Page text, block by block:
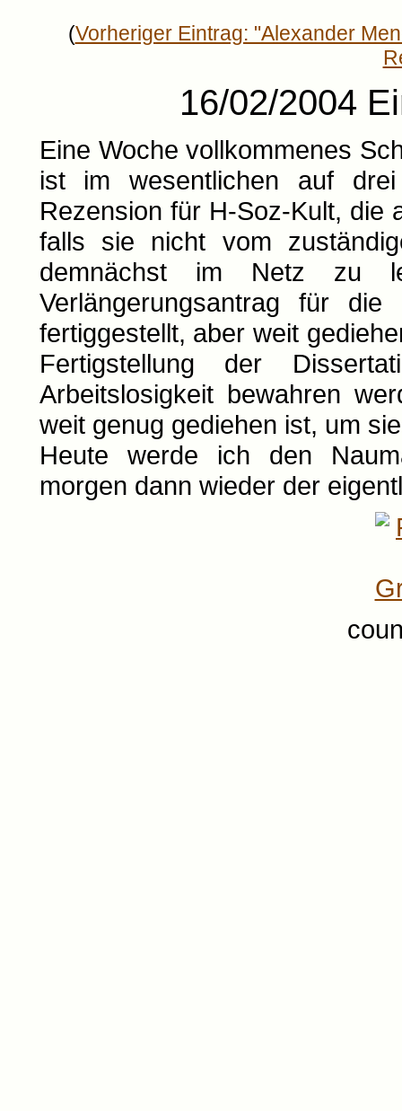
(Vorheriger Eintrag: "Alexander
16/02/2004
Eine Woche vollkommenes
ist im wesentlichen auf
Rezension für H-Soz-Kult, die
falls sie nicht vom
demnächst im Netz zu
Verlängerungsantrag für
fertiggestellt, aber weit
Fertigstellung der
Arbeitslosigkeit bewahren
weit genug gediehen ist, um
Heute werde ich den
morgen dann wieder der